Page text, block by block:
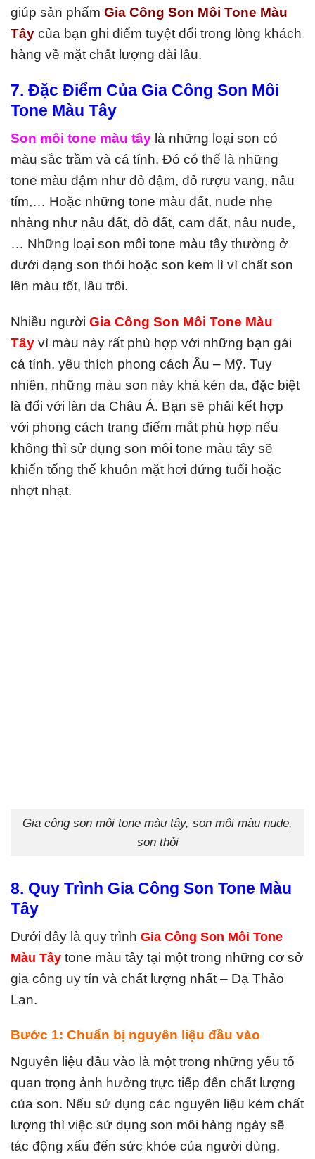
giúp sản phẩm Gia Công Son Môi Tone Màu
Tây của bạn ghi điểm tuyệt đối trong lòng khách
hàng về mặt chất lượng dài lâu.
7. Đặc Điểm Của Gia Công Son Môi
Tone Màu Tây
Son môi tone màu tây là những loại son có
màu sắc trầm và cá tính. Đó có thể là những
tone màu đậm như đỏ đậm, đỏ rượu vang, nâu
tím,… Hoặc những tone màu đất, nude nhẹ
nhàng như nâu đất, đỏ đất, cam đất, nâu nude,
… Những loại son môi tone màu tây thường ở
dưới dạng son thỏi hoặc son kem lì vì chất son
lên màu tốt, lâu trôi.
Nhiều người Gia Công Son Môi Tone Màu
Tây vì màu này rất phù hợp với những bạn gái
cá tính, yêu thích phong cách Âu – Mỹ. Tuy
nhiên, những màu son này khá kén da, đặc biệt
là đối với làn da Châu Á. Bạn sẽ phải kết hợp
với phong cách trang điểm mắt phù hợp nếu
không thì sử dụng son môi tone màu tây sẽ
khiến tổng thể khuôn mặt hơi đứng tuổi hoặc
nhợt nhạt.
Gia công son môi tone màu tây, son môi màu nude,
son thỏi
8. Quy Trình Gia Công Son Tone Màu
Tây
Dưới đây là quy trình Gia Công Son Môi Tone
Màu Tây tone màu tây tại một trong những cơ sở
gia công uy tín và chất lượng nhất – Dạ Thảo
Lan.
Bước 1: Chuẩn bị nguyên liệu đầu vào
Nguyên liệu đầu vào là một trong những yếu tố
quan trọng ảnh hưởng trực tiếp đến chất lượng
của son. Nếu sử dụng các nguyên liệu kém chất
lượng thì việc sử dụng son môi hàng ngày sẽ
tác động xấu đến sức khỏe của người dùng.